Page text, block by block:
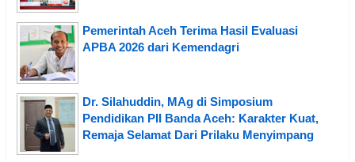
Pemerintah Aceh Terima Hasil Evaluasi
APBA 2026 dari Kemendagri
Dr. Silahuddin, MAg di Simposium
Pendidikan PII Banda Aceh: Karakter Kuat,
Remaja Selamat Dari Prilaku Menyimpang